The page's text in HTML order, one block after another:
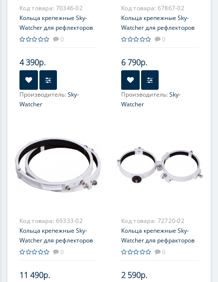
Код товара: 70346-02
Кольца крепежные Sky-
Watcher для рефлекторов
150 мм (внутренний
0
4 390р.
Производитель:Sky-
Watcher
Код товара: 67867-02
Кольца крепежные Sky-
Watcher для рефлекторов
200 мм (внутренний
0
6 790р.
Производитель:Sky-
Watcher
Код товара: 69333-02
Кольца крепежные Sky-
Watcher для рефлекторов
300 мм (внутренний
0
11 490р.
Код товара: 72720-02
Кольца крепежные Sky-
Watcher для рефракторов
150 мм (внутренний
0
2 590р.